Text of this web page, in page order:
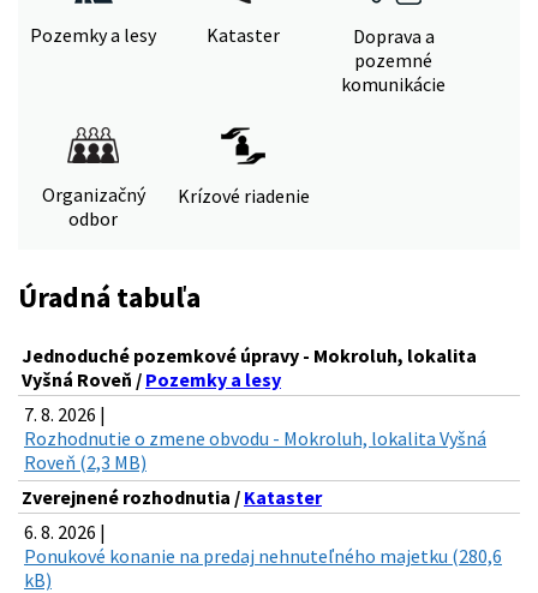
Pozemky a lesy Kataster
Doprava a
pozemné
komunikácie
Organizačný
odbor
Krízové riadenie
Úradná tabuľa
Jednoduché pozemkové úpravy - Mokroluh, lokalita
Vyšná Roveň / Pozemky a lesy
7. 8. 2026 |
Rozhodnutie o zmene obvodu - Mokroluh, lokalita Vyšná
Roveň (2,3 MB)
Zverejnené rozhodnutia / Kataster
6. 8. 2026 |
Ponukové konanie na predaj nehnuteľného majetku (280,6
kB)